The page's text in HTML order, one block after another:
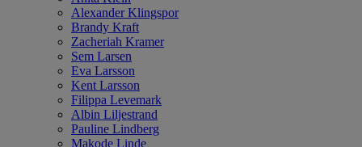
Alexander Klingspor
Brandy Kraft
Zacheriah Kramer
Sem Larsen
Eva Larsson
Kent Larsson
Filippa Levemark
Albin Liljestrand
Pauline Lindberg
Makode Linde